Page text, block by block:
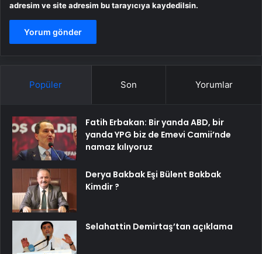
adresim ve site adresim bu tarayıcıya kaydedilsin.
Popüler Son Yorumlar
Fatih Erbakan: Bir yanda ABD, bir
yanda YPG biz de Emevi Camii’nde
namaz kılıyoruz
Derya Bakbak Eşi Bülent Bakbak
Kimdir ?
Selahattin Demirtaş’tan açıklama